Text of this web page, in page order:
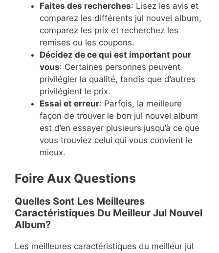
Faites des recherches: Lisez les avis et
comparez les différents jul nouvel album,
comparez les prix et recherchez les
remises ou les coupons.
Décidez de ce qui est important pour
vous: Certaines personnes peuvent
privilégier la qualité, tandis que d’autres
privilégient le prix.
Essai et erreur: Parfois, la meilleure
façon de trouver le bon jul nouvel album
est d’en essayer plusieurs jusqu’à ce que
vous trouviez celui qui vous convient le
mieux.
Foire Aux Questions
Quelles Sont Les Meilleures
Caractéristiques Du Meilleur Jul Nouvel
Album?
Les meilleures caractéristiques du meilleur jul